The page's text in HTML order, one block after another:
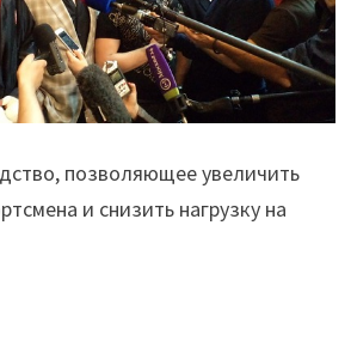
позволяющее увеличить
и снизить нагрузку на